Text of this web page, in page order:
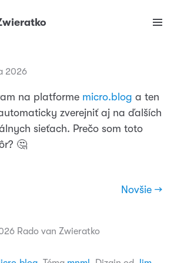
2026
na platforme micro.blog a ten
zverejniť aj na ďalších
sieťach. Prečo som toto
🤔
Novšie →
Rado van Zwieratko